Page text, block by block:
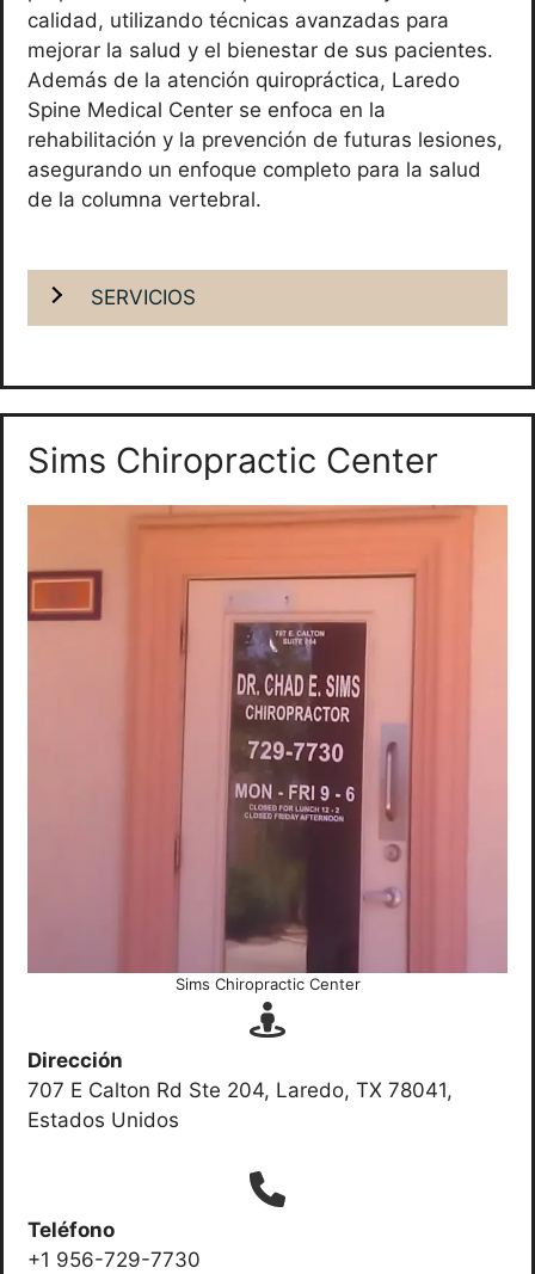
calidad, utilizando técnicas avanzadas para
mejorar la salud y el bienestar de sus pacientes.
Además de la atención quiropráctica, Laredo
Spine Medical Center se enfoca en la
rehabilitación y la prevención de futuras lesiones,
asegurando un enfoque completo para la salud
de la columna vertebral.
SERVICIOS
Sims Chiropractic Center
Sims Chiropractic Center
Dirección
707 E Calton Rd Ste 204, Laredo, TX 78041,
Estados Unidos
Teléfono
+1 956-729-7730